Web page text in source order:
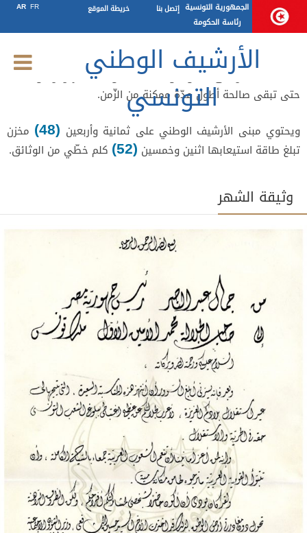
الجمهورية التونسية
رئاسة الحكومة
AR FR خريطة الموقع إتصل بنا
الأرشيف الوطني
التونسي
فضاءات الحفظ
تتوفر بمبنى الأرشيف الوطني المستلزمات الضروريّة لتأمين ظروف
حفظ طيّبة للوثائق تمكن من حمايتها من المخاطر وعوامل التلف
حتى تبقى صالحة أطول مدّة ممكنة من الزّمن.
ويحتوي مبنى الأرشيف الوطني على ثمانية وأربعين (48)
مخزن
تبلغ طاقة استيعابها اثنين وخمسين (52) كلم خطّي من الوثائق.
وثيقة الشهر